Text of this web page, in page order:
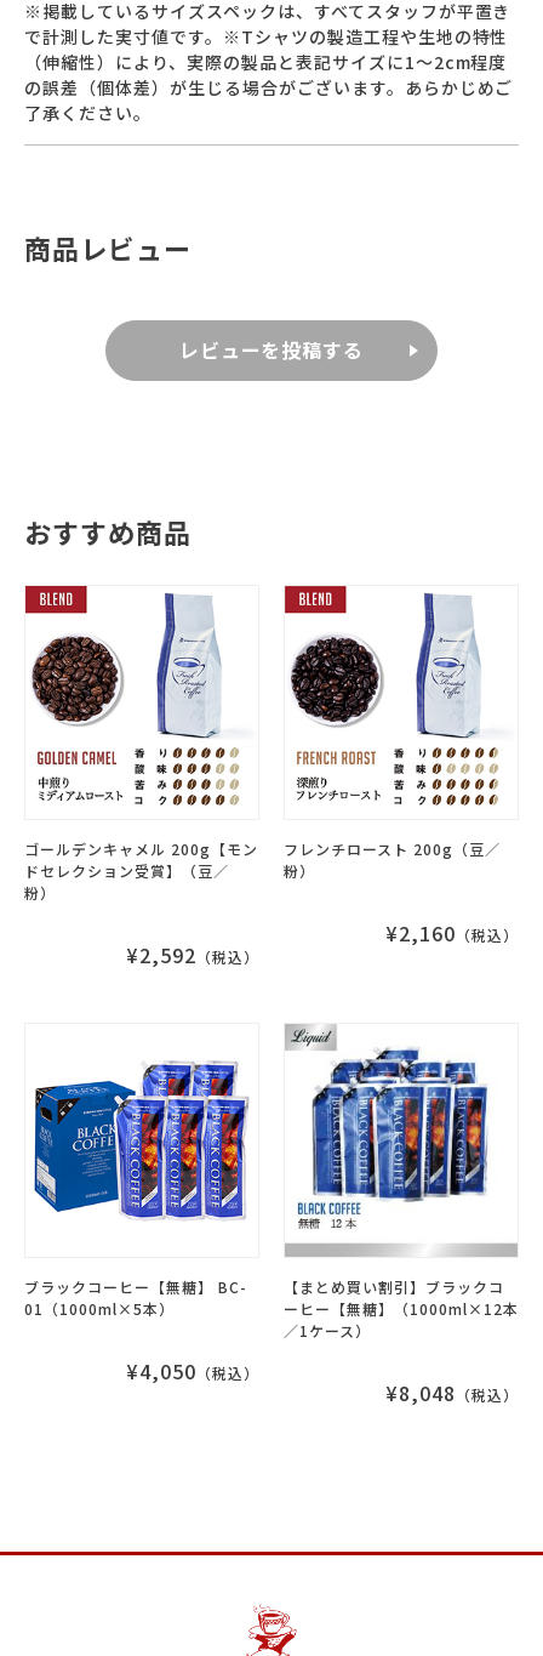
※掲載しているサイズスペックは、すべてスタッフが平置き
で計測した実寸値です。※Tシャツの製造工程や生地の特性
（伸縮性）により、実際の製品と表記サイズに1～2cm程度
の誤差（個体差）が生じる場合がございます。あらかじめご
了承ください。
商品レビュー
レビューを投稿する
おすすめ商品
ゴールデンキャメル 200g【モン
ドセレクション受賞】（豆／
粉）
¥2,592 （税込）
フレンチロースト 200g（豆／
粉）
¥2,160 （税込）
ブラックコーヒー【無糖】 BC-
01（1000ml×5本）
¥4,050 （税込）
【まとめ買い割引】ブラックコ
ーヒー【無糖】（1000ml×12本
／1ケース）
¥8,048 （税込）